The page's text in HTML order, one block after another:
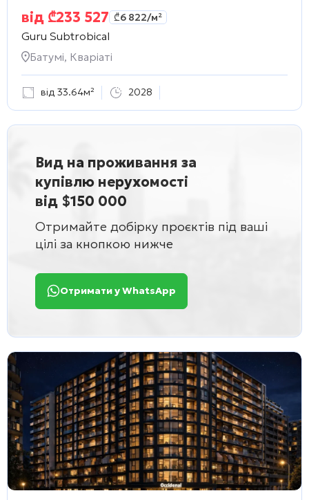
від ₾233 527 ₾6 822/м²
Guru Subtrobical
Батумі, Кваріаті
від 33.64м² 2028
Вид на проживання за
купівлю нерухомості
від $150 000
Отримайте добірку проєктів під ваші
цілі за кнопкою нижче
Отримати у WhatsApp